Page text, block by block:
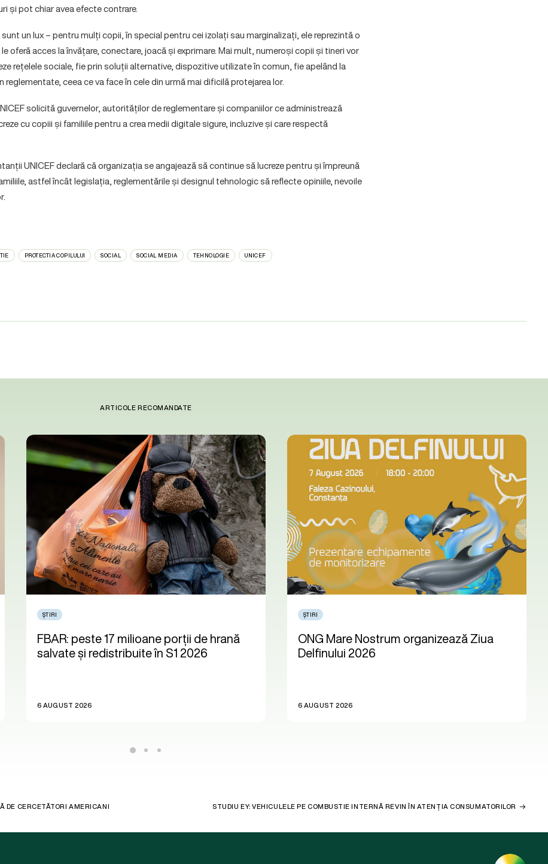
și pot chiar avea efecte contrare.
un lux – pentru mulți copii, în special pentru cei izolați sau marginalizați, ele reprezintă o
oferă acces la învățare, conectare, joacă și exprimare. Mai mult, numeroși copii și tineri vor
rețelele sociale, fie prin soluții alternative, dispozitive utilizate în comun, fie apelând la
ceea ce va face în cele din urmă mai dificilă protejarea lor.
solicită guvernelor, autorităților de reglementare și companiilor ce administrează
cu copiii și familiile pentru a crea medii digitale sigure, incluzive și care respectă
UNICEF declară că organizația se angajează să continue să lucreze pentru și împreună
astfel încât legislația, reglementările și designul tehnologic să reflecte opiniile, nevoile
PROTECTIA COPILULUI SOCIAL SOCIAL MEDIA TEHNOLOGIE UNICEF
ARTICOLE RECOMANDATE
ȘTIRI
FBAR: peste 17 milioane porții de hrană
salvate și redistribuite în S1 2026
6 AUGUST 2026
ȘTIRI
ONG Mare Nostrum organizează Ziua
Delfinului 2026
6 AUGUST 2026
DE CERCETĂTORI AMERICANI STUDIU EY: VEHICULELE PE COMBUSTIE INTERNĂ REVIN ÎN ATENȚIA CONSUMATORILOR